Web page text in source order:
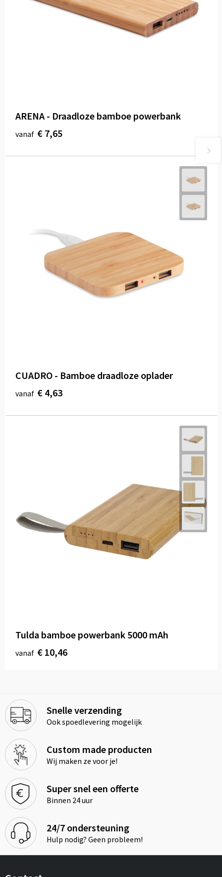
ARENA - Draadloze bamboe powerbank
vanaf € 7,65
CUADRO - Bamboe draadloze oplader
vanaf € 4,63
Tulda bamboe powerbank 5000 mAh
vanaf € 10,46
Snelle verzending
Ook spoedlevering mogelijk
Custom made producten
Wij maken ze voor je!
Super snel een offerte
Binnen 24 uur
24/7 ondersteuning
Hulp nodig? Geen probleem!